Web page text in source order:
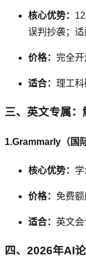
核心优势：
误判抄袭；
价格： 完全开
适合： 理工科
三、英文专属
1.Grammarly（国
核心优势： 学
价格： 免费额
适合： 英文
四、2026年AI